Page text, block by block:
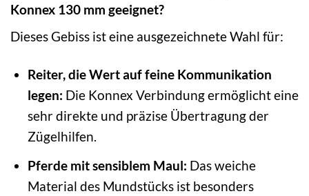
Konnex 130 mm geeignet?
Dieses Gebiss ist eine ausgezeichnete Wahl für:
Reiter, die Wert auf feine Kommunikation
legen: Die Konnex Verbindung ermöglicht eine
sehr direkte und präzise Übertragung der
Zügelhilfen.
Pferde mit sensiblem Maul: Das weiche
Material des Mundstücks ist besonders